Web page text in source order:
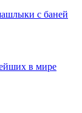
с баней
в мире